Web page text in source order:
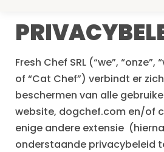
Fresh Chef SRL (“we”, “onze”,
of “Cat Chef”) verbindt er
beschermen van alle
website, dogchef.com en/of
enige andere extensie
onderstaande privacybeleid